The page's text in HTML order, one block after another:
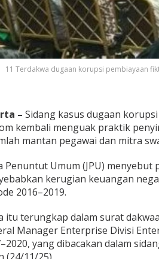
g
a
r
a
R
4
9
M
a
r
a
a
11 Terdakwa dugaan korupsi pembiayaan
– Sidang kasus dugaan
kembali menguak praktik
mantan pegawai dan mitra
Penuntut Umum (JPU)
kerugian keuangan
2016–2019.
itu terungkap dalam surat
Manager Enterprise Divisi
yang dibacakan dalam